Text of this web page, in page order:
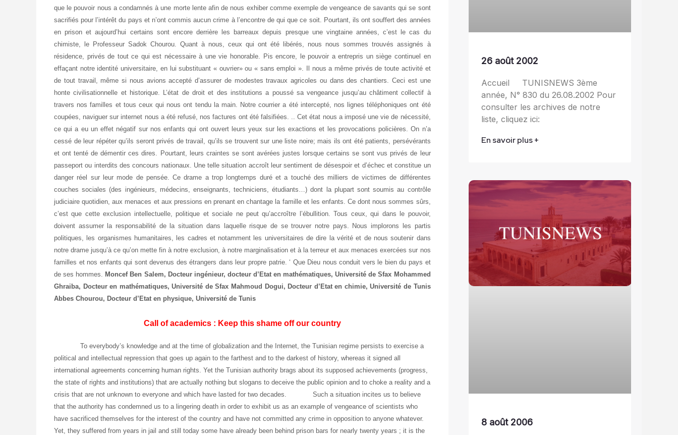
que le pouvoir nous a condamnés à une morte lente afin de nous exhiber comme exemple de vengeance de savants qui se sont
sacrifiés pour l’intérêt du pays et n’ont commis aucun crime à l’encontre de qui que ce soit. Pourtant, ils ont souffert des années
en prison et aujourd’hui certains sont encore derrière les barreaux depuis presque une vingtaine années, c’est le cas du
chimiste, le Professeur Sadok Chourou. Quant à nous, ceux qui ont été libérés, nous nous sommes trouvés assignés à
résidence, privés de tout ce qui est nécessaire à une vie honorable. Pis encore, le pouvoir a entrepris un siège continuel en
effaçant notre identité universitaire, en lui substituant « ouvrier» ou « sans emploi ». Il nous a même privés de toute activité et
de tout travail, même si nous avions accepté d’assurer de modestes travaux agricoles ou dans des chantiers. Ceci est une
honte civilisationnelle et historique. L’état de droit et des institutions a poussé sa vengeance jusqu’au châtiment collectif à
travers nos familles et tous ceux qui nous ont tendu la main. Notre courrier a été intercepté, nos lignes téléphoniques ont été
coupées, naviguer sur internet nous a été refusé, nos factures ont été falsifiées. .. Cet état nous a imposé une vie de nécessité,
ce qui a eu un effet négatif sur nos enfants qui ont ouvert leurs yeux sur les exactions et les provocations policières. On n’a
cessé de leur répéter qu’ils seront privés de travail, qu’ils se trouvent sur une liste noire; mais ils ont été patients, persévérants
et ont tenté de démentir ces dires. Pourtant, leurs craintes se sont avérées justes lorsque certains se sont vus privés de leur
passeport ou interdits des concours nationaux. Une telle situation accroît leur sentiment de désespoir et d’échec et constitue un
danger réel sur leur mode de pensée. Ce drame a trop longtemps duré et a touché des milliers de victimes de différentes
couches sociales (des ingénieurs, médecins, enseignants, techniciens, étudiants…) dont la plupart sont soumis au contrôle
judiciaire quotidien, aux menaces et aux pressions en prenant en chantage la famille et les enfants. Ce dont nous sommes sûrs,
c’est que cette exclusion intellectuelle, politique et sociale ne peut qu’accroître l’ébullition. Tous ceux, qui dans le pouvoir,
doivent assumer la responsabilité de la situation dans laquelle risque de se trouver notre pays. Nous implorons les partis
politiques, les organismes humanitaires, les cadres et notamment les universitaires de dire la vérité et de nous soutenir dans
notre drame jusqu’à ce qu’on mette fin à notre exclusion, à notre marginalisation et à la terreur et aux menaces exercées sur nos
familles et nos enfants qui sont devenus des étrangers dans leur propre patrie. ‘ Que Dieu nous conduit vers le bien du pays et
de ses hommes.
Moncef Ben Salem, Docteur ingénieur, docteur d’Etat en mathématiques, Université de Sfax Mohammed
Ghraiba, Docteur en mathématiques, Université de Sfax Mahmoud Dogui, Docteur d’Etat en chimie, Université de Tunis
Abbes Chourou, Docteur d’Etat en physique, Université de Tunis
Call of academics : Keep this shame off our country
To everybody’s knowledge and at the time of globalization and the Internet, the Tunisian regime persists to exercise a
political and intellectual repression that goes up again to the farthest and to the darkest of history, whereas it signed all
international agreements concerning human rights. Yet the Tunisian authority brags about its supposed achievements (progress,
the state of rights and institutions) that are actually nothing but slogans to deceive the public opinion and to choke a reality and a
crisis that are not unknown to everyone and which have lasted for two decades. Such a situation incites us to believe
that the authority has condemned us to a lingering death in order to exhibit us as an example of vengeance of scientists who
have sacrificed themselves for the interest of the country and have not committed any crime in opposition to anyone whatever.
Yet, they suffered from years in jail and still today some have already been behind prison bars for nearly twenty years ; it is the
26 août 2002
Accueil TUNISNEWS 3ème
année, N° 830 du 26.08.2002 Pour
consulter les archives de notre
liste, cliquez ici:
En savoir plus +
8 août 2006